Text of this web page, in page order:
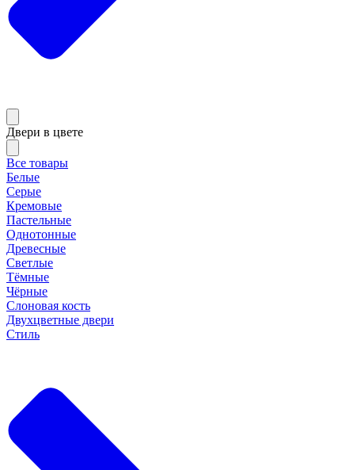
Двери в цвете
Все товары
Белые
Серые
Кремовые
Пастельные
Однотонные
Древесные
Светлые
Тёмные
Чёрные
Слоновая кость
Двухцветные двери
Стиль